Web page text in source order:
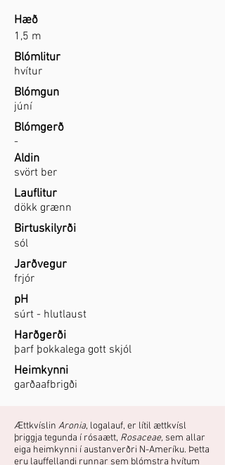
Hæð
1,5 m
Blómlitur
hvítur
Blómgun
júní
Blómgerð
-
Aldin
svört ber
Lauflitur
dökk grænn
Birtuskilyrði
sól
Jarðvegur
frjór
pH
súrt - hlutlaust
Harðgerði
þarf þokkalega gott skjól
Heimkynni
garðaafbrigði
Ættkvíslin Aronia, logalauf, er lítil ættkvísl
þriggja tegunda í rósaætt, Rosaceae, sem allar
eiga heimkynni í austanverðri N-Ameríku. Þetta
eru lauffellandi runnar sem blómstra hvítum